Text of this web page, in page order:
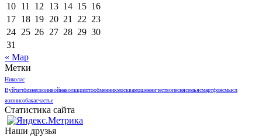
10 11 12 13 14 15 16
17 18 19 20 21 22 23
24 25 26 27 28 29 30
31
« Мар
Метки
Николас
Вуйчичбизнесвоинвойнаволккриптообменникмосквамошенничествопеснясемьясмартфонсмысл
жизнисобакасчастье
Статистика сайта
Наши друзья